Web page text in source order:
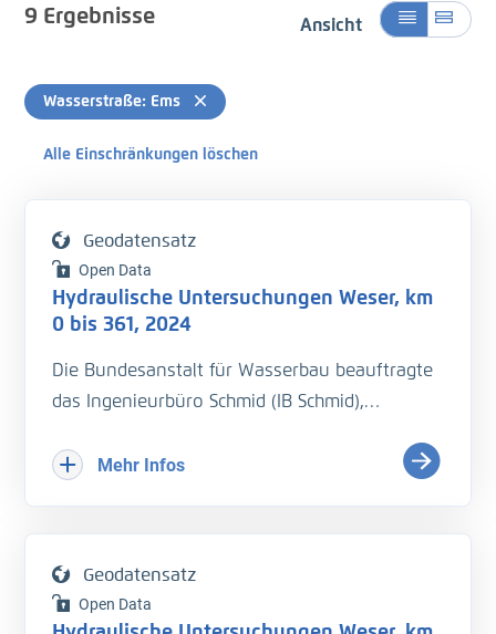
9 Ergebnisse Ansicht
Wasserstraße: Ems
Alle Einschränkungen löschen
Geodatensatz
Open Data
Hydraulische Untersuchungen Weser, km
0 bis 361, 2024
Die Bundesanstalt für Wasserbau beauftragte
das Ingenieurbüro Schmid (IB Schmid),
bei vier Wasserständen durchzuführen. Je
Strömungsgeschwindigkeiten und
Durchflussmengen an den Pegeln und
Mehr Infos
Geodatensatz
Open Data